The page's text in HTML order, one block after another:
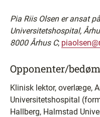
Pia Riis Olsen er ansat
Universitetshospital,
8000 Århus C;
Opponenter/
Klinisk lektor, overlæge,
Universitetshospital
Hallberg, Halmstad